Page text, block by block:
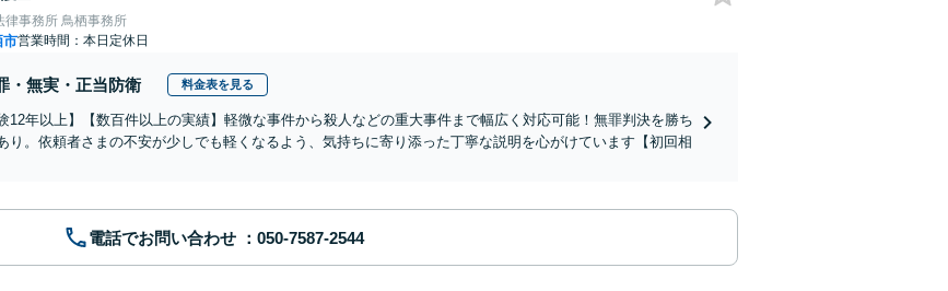
律事務所 鳥栖事務所
市営業時間：本日定休日
・無実・正当防衛 料金表を見る
12年以上】【数百件以上の実績】軽微な事件から殺人などの重大事件まで幅広く対応可能！無罪判決を勝ち
り。依頼者さまの不安が少しでも軽くなるよう、気持ちに寄り添った丁寧な説明を心がけています【初回相
電話でお問い合わせ